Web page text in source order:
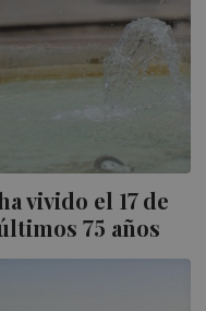
vivido el 17 de
75 años